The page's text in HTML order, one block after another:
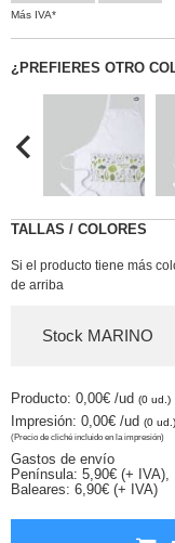
Más IVA*
¿PREFIERES OTRO
TALLAS / COLORES
Si el producto tiene más
de arriba
Stock MARINO
Producto: 0,00€ /ud (0 ud.)
Impresión: 0,00€ /ud (0 ud.)
(Precio de cliché incluido en la impresión)
Gastos de envío
Península: 5,90€ (+ IVA),
Baleares: 6,90€ (+ IVA)